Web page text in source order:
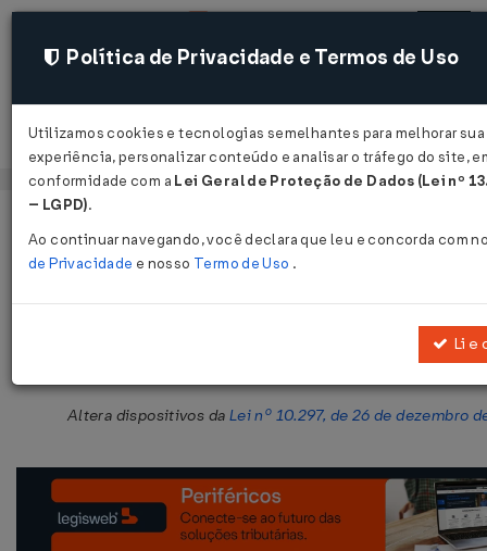
Acessar
Publicado no DOE - SC em 30 jul 2004
Altera dispositivos da Lei nº 10.297, de 26 de dezembro
Política de Privacidade e Termos de Uso
Utilizamos cookies e tecnologias semelhantes para melhorar sua
experiência, personalizar conteúdo e analisar o tráfego do site,
conformidade com a Lei Geral de Proteção de Dados (Lei nº
– LGPD).
Ao continuar navegando, você declara que leu e concorda com
de Privacidade e nosso Termo de Uso .
Li e